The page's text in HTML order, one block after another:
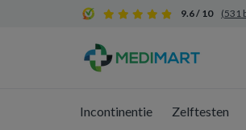
9.6 / 10 (531
Incontinentie Zelftesten